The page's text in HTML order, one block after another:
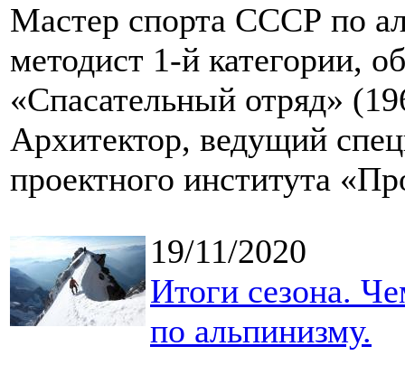
Мастер спорта СССР по
методист 1-й категории,
«Спасательный отряд»
Архитектор, ведущий
проектного института
19/11/2020
Итоги сезона.
по альпинизму.